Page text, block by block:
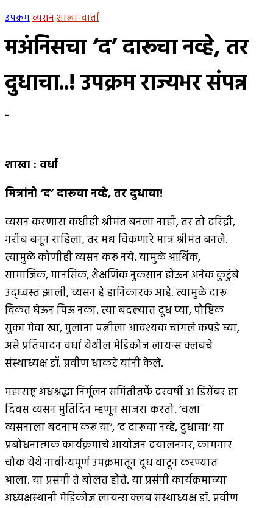
उपक्रमव्यसनशाखा-वार्ता
मअंनिसचा ‘द’ दारूचा नव्हे, तर
दुधाचा..! उपक्रम राज्यभर संपन्न
-
शाखा : वर्धा
मित्रांनो ‘द’ दारूचा नव्हे,तर दुधाचा!
व्यसन करणारा कधीही श्रीमंत बनला नाही, तर तो दरिद्री,
गरीब बनून राहिला, तर मद्य विकणारे मात्र श्रीमंत बनले.
त्यामुळे कोणीही व्यसन करू नये. यामुळे आर्थिक,
सामाजिक, मानसिक, शैक्षणिक नुकसान होऊन अनेक कुटुंबे
उद्ध्वस्त झाली, व्यसन हे हानिकारक आहे. त्यामुळे दारू
विकत घेऊन पिऊ नका. त्या बदल्यात दूध प्या, पौष्टिक
सुका मेवा खा, मुलांना पत्नीला आवश्यक चांगले कपडे घ्या,
असे प्रतिपादन वर्धा येथील मेडिकोज लायन्स क्लबचे
संस्थाध्यक्ष डॉ. प्रवीण धाकटे यांनी केले.
महाराष्ट्र अंधश्रद्धा निर्मूलन समितीतर्फे दरवर्षी ३१ डिसेंबर हा
दिवस व्यसन मुतिदिन म्हणून साजरा करतो. ‘चला
व्यसनाला बदनाम करू या’, ‘द दारूचा नव्हे, दुधाचा’ या
प्रबोधनात्मक कार्यक्रमाचे आयोजन दयालनगर, कामगार
चौक येथे नावीन्यपूर्ण उपक्रमातून दूध वाटून करण्यात
आला. या प्रसंगी ते बोलत होते. या प्रसंगी कार्यक्रमाच्या
अध्यक्षस्थानी मेडिकोज लायन्स क्लब संस्थाध्यक्ष डॉ. प्रवीण